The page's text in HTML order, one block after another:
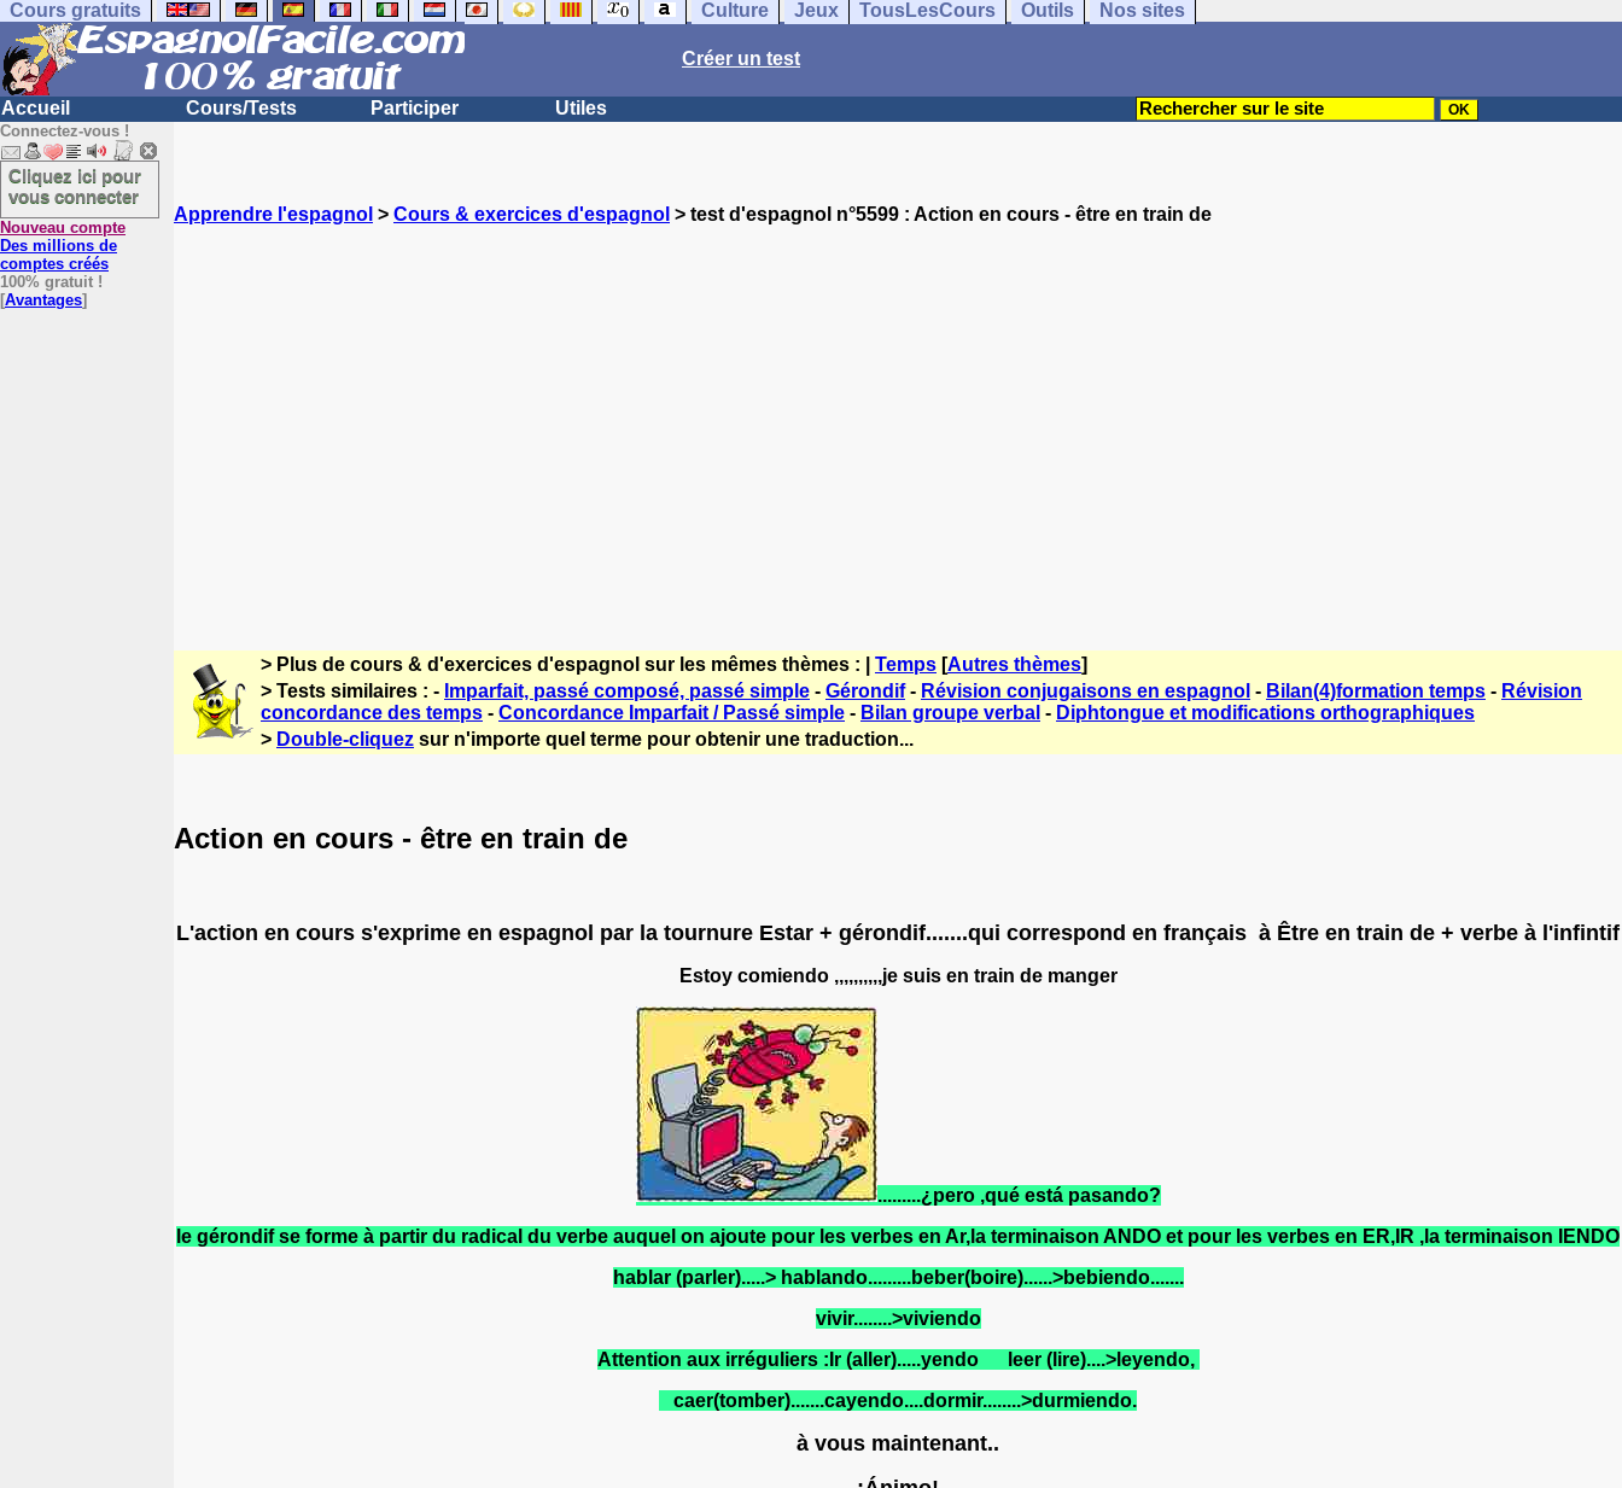
Cours gratuits Culture Jeux TousLesCours Outils Nos sites
Créer un test
Accueil Cours/Tests Participer Utiles
Connectez-vous !
Cliquez ici pour
vous connecter
Nouveau compte
Des millions de
comptes créés
100% gratuit !
[Avantages]
Apprendre l'espagnol > Cours & exercices d'espagnol > test d'espagnol n°5599 : Action en cours - être en train de
> Plus de cours & d'exercices d'espagnol sur les mêmes thèmes : | Temps [Autres thèmes]
> Tests similaires : - Imparfait, passé composé, passé simple - Gérondif- Révision conjugaisons en espagnol - Bilan(4)formation temps - Révision
concordance des temps - Concordance Imparfait / Passé simple - Bilan groupe verbal - Diphtongue et modifications orthographiques
> Double-cliquez sur n'importe quel terme pour obtenir une traduction...
Action en cours - être en train de
L'action en cours s'exprime en espagnol par la tournure Estar + gérondif.......qui correspond en français à Être en train de + verbe à l'infintif
Estoy comiendo ,,,,,,,,,,je suis en train de manger
.........¿pero ,qué está pasando?
le gérondif se forme à partir du radical du verbe auquel on ajoute pour les verbes en Ar,la terminaison ANDO et pour les verbes en ER,IR ,la terminaison IENDO
hablar (parler).....> hablando.........beber(boire)......>bebiendo.......
vivir........>viviendo
Attention aux irréguliers :Ir (aller).....yendo leer (lire)....>leyendo,
caer(tomber).......cayendo....dormir........>durmiendo.
à vous maintenant..